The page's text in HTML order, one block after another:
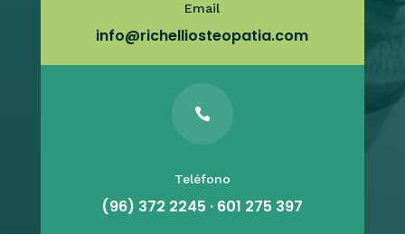
Email
info@richelliosteopatia.com

Teléfono
(96) 372 2245 · 601 275 397